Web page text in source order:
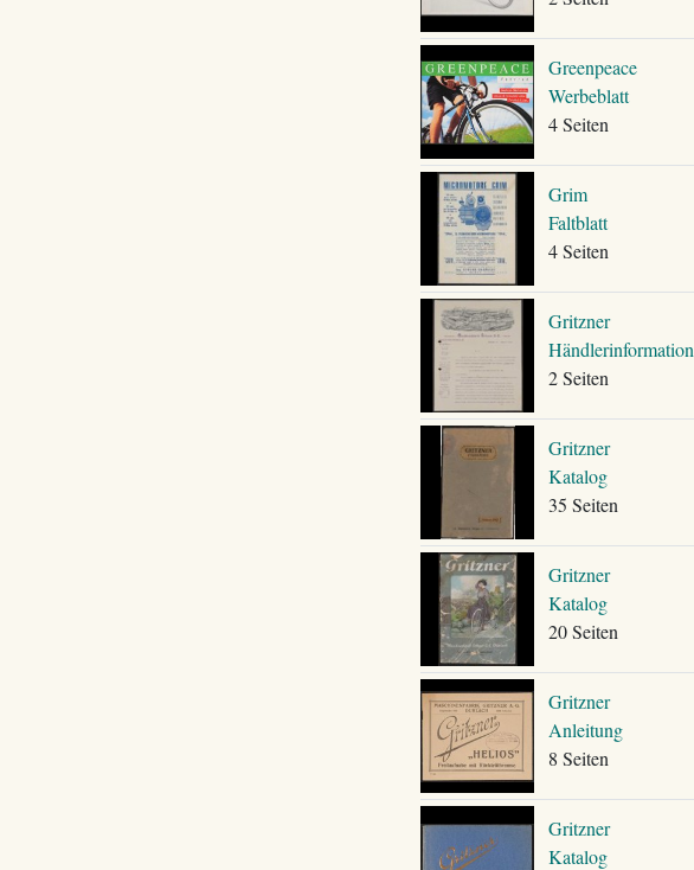
Greenpeace
Werbeblatt
4 Seiten
Grim
Faltblatt
4 Seiten
Gritzner
Händlerinformation
2 Seiten
Gritzner
Katalog
35 Seiten
Gritzner
Katalog
20 Seiten
Gritzner
Anleitung
8 Seiten
Gritzner
Katalog